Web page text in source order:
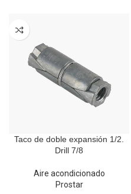
Taco de doble expansión 1/2.
Drill 7/8
Aire acondicionado
Prostar